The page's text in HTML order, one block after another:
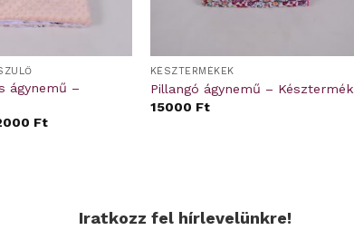
ágynemű –
Ft
KÉSZTERMÉKEK
Pillangó ágynemű – Késztermék
15000 Ft
Iratkozz fel hírlevelünkre!